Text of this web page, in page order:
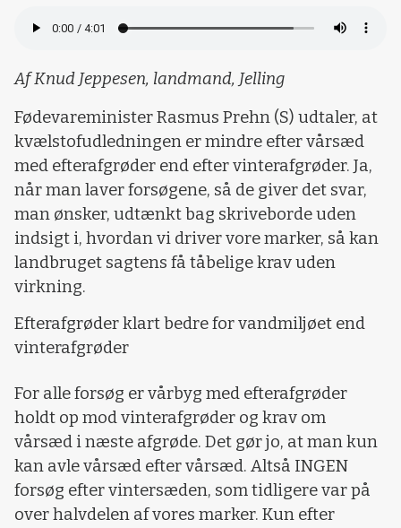
Af Knud Jeppesen, landmand, Jelling
Fødevareminister Rasmus Prehn (S) udtaler, at
kvælstofudledningen er mindre efter vårsæd
med efterafgrøder end efter vinterafgrøder. Ja,
når man laver forsøgene, så de giver det svar,
man ønsker, udtænkt bag skriveborde uden
indsigt i, hvordan vi driver vore marker, så kan
landbruget sagtens få tåbelige krav uden
virkning.
Efterafgrøder klart bedre for vandmiljøet end
vinterafgrøder
For alle forsøg er vårbyg med efterafgrøder
holdt op mod vinterafgrøder og krav om
vårsæd i næste afgrøde. Det gør jo, at man kun
kan avle vårsæd efter vårsæd. Altså INGEN
forsøg efter vintersæden, som tidligere var på
over halvdelen af vores marker. Kun efter